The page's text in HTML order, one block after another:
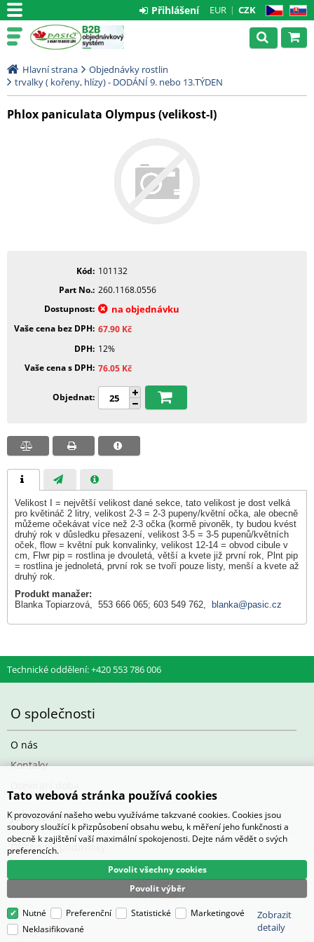
CZ SK
EUR CZK
Přihlášení
Hlavní strana
Objednávky rostlin
trvalky ( kořeny, hlízy) - DODÁNÍ 9. nebo 13.TÝDEN
Phlox paniculata Olympus (velikost-I)
Kód 101132
Part No. 260.1168.0556
Dostupnost
na objednávku
Vaše cena bez DPH 67.90 Kč
DPH 12%
Vaše cena s DPH 76.05 Kč
Objednat
Velikost I = největší velikost dané sekce, tato velikost je dost velká
pro květináč 2 litry, velikost 2-3 = 2-3 pupeny/květní očka, ale obecně
můžeme očekávat více než 2-3 očka (kormě pivoněk, ty budou kvést
druhý rok v důsledku přesazení, velikost 3-5 = 3-5 pupenů/květních
oček, flow = květní puk konvalinky, velikost 12-14 = obvod cibule v
cm, Flwr pip = rostlina je dvouletá, větší a kvete již první rok, Plnt pip
= rostlina je jednoletá, první rok se tvoří pouze listy, menší a kvete až
druhý rok.
Produkt manažer:
Blanka Topiarzová, 553 666 065; 603 549 762,
blanka@pasic.cz
Technické oddělení: +420 553 786 006
O společnosti
O nás
Kontaky
Jak nakupovat
Obchodní podmínky
Pasič.cz
Tato webová stránka používá cookies
K provozování našeho webu využíváme takzvané cookies. Cookies jsou
soubory sloužící k přizpůsobení obsahu webu, k měření jeho funkčnosti a
obecně k zajištění vaší maximální spokojenosti. Dejte nám vědět o svých
preferencích.
Povolit výběr
Povolit všechny cookies
Nutné Preferenční Statistické
Marketingové
Neklasifikované
Zobrazit
detaily